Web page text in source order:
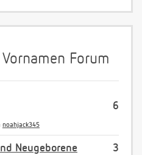
Forum
6
noahjack345
3
Neugeborene